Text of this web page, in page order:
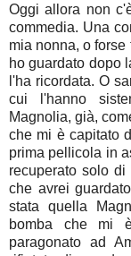
Oggi allora non
commedia. Una
mia nonna, o
ho guardato dopo
l'ha ricordata. O
cui l'hanno
Magnolia, già,
che mi è capitato
prima pellicola in
recuperato solo
che avrei
stata quella
bomba che mi
paragonato ad